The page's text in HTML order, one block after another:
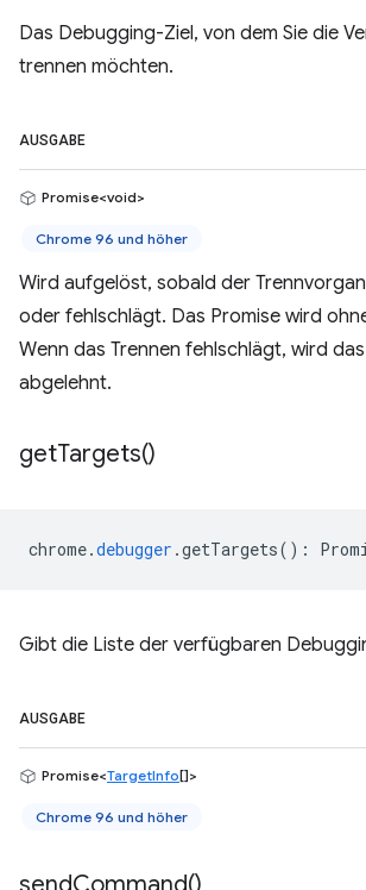
Das Debugging-Ziel, von dem Sie die
trennen möchten.
AUSGABE
Promise<void>
Chrome 96 und höher
Wird aufgelöst, sobald der
oder fehlschlägt. Das Promise wird
Wenn das Trennen fehlschlägt, wird
abgelehnt.
getTargets()
chrome.debugger .getTargets() :
Gibt die Liste der verfügbaren
AUSGABE
Promise<TargetInfo[]>
Chrome 96 und höher